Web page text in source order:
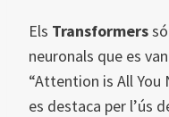
Els Transformers
neuronals que es
“Attention is All You
es destaca per l’ús